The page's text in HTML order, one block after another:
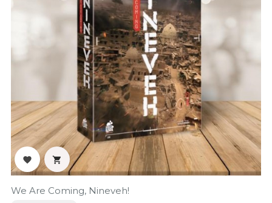
 
We Are Coming, Nineveh!